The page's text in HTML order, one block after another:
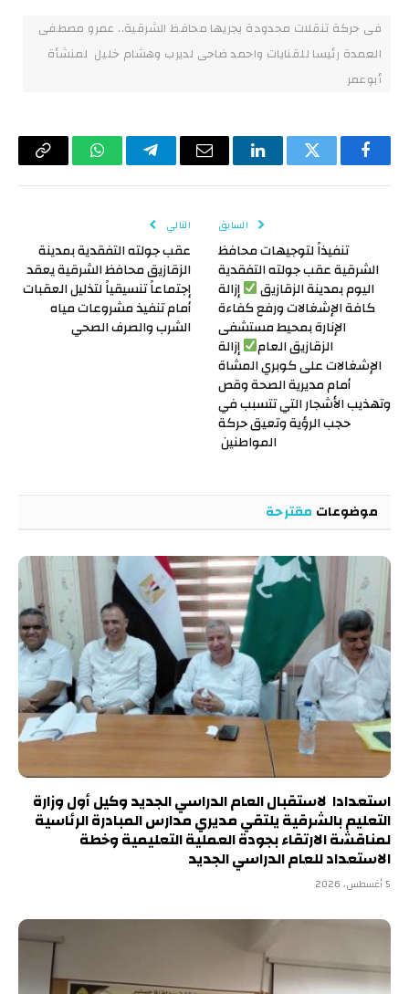
فى حركة تنقلات محدودة يجريها محافظ الشرقية.. عمرو مصطفى
العمدة رئيسا للقنايات واحمد ضاحى لديرب وهشام خليل لمنشأة
أبوعمر
فيسبوكتويتر لينكدإن البريد
تيلقرام واتسابCopy
السابق
تنفيذاً لتوجيهات محافظ
الشرقية عقب جولته التفقدية
اليوم بمدينة الزقازيق
إزالة
كافة الإشغالات ورفع كفاءة
الإنارة بمحيط مستشفى
الزقازيق العام
إزالة
الإشغالات على كوبري المشاة
أمام مديرية الصحة وقص
وتهذيب الأشجار التي تتسبب في
حجب الرؤية وتعيق حركة
المواطنين
التالي
عقب جولته التفقدية بمدينة
الزقازيق محافظ الشرقية يعقد
إجتماعاً تنسيقياً لتذليل العقبات
أمام تنفيذ مشروعات مياه
الشرب والصرف الصحي
موضوعات مقترحة
استعدادا لاستقبال العام الدراسي الجديد وكيل أول وزارة
التعليم بالشرقية يلتقي مديري مدارس المبادرة الرئاسية
لمناقشة الارتقاء بجودة العملية التعليمية وخطة
الاستعداد للعام الدراسي الجديد
5 أغسطس، 2026